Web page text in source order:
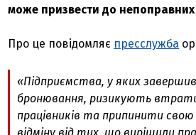
може призвести до непоправних
Про це повідомляє пресслужба
«Підприємства, у яких
бронювання, ризикують
працівників та припинити свою